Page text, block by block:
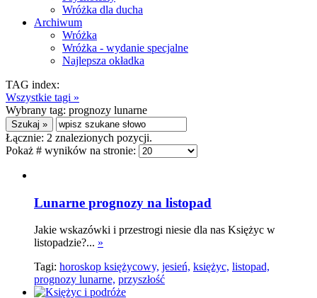
Wróżka dla ducha
Archiwum
Wróżka
Wróżka - wydanie specjalne
Najlepsza okładka
TAG index:
Wszystkie tagi »
Wybrany tag: prognozy lunarne
Łącznie: 2 znalezionych pozycji.
Pokaż # wyników na stronie:
Lunarne prognozy na listopad
Jakie wskazówki i przestrogi niesie dla nas Księżyc w
listopadzie?... »
Tagi: horoskop księżycowy, jesień, księżyc, listopad,
prognozy lunarne, przyszłość